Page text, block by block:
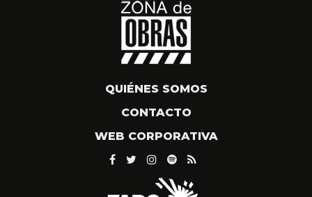
QUIÉNES SOMOS
CONTACTO
WEB CORPORATIVA